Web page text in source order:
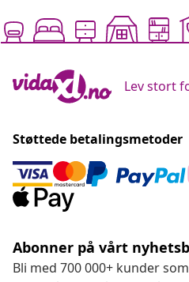
Lev stort
Støttede betalingsmetoder
Abonner på vårt
Bli med 700 000+ kunder